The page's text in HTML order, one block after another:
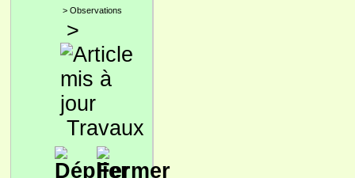
> Observations
>
Travaux